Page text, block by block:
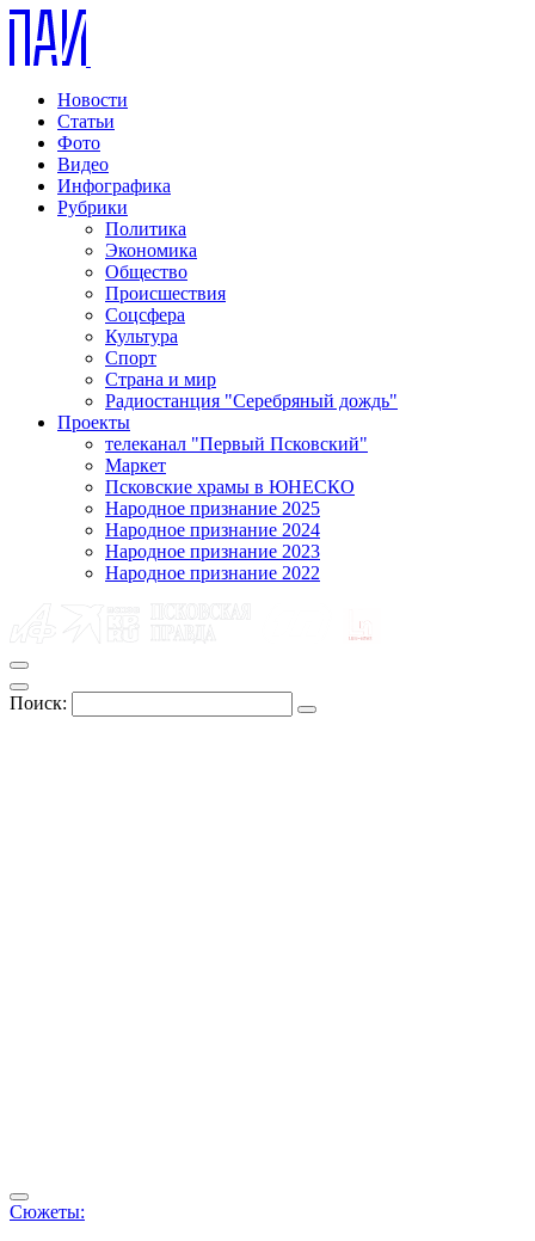
Новости
Статьи
Фото
Видео
Инфографика
Рубрики
Политика
Экономика
Общество
Происшествия
Соцсфера
Культура
Спорт
Страна и мир
Радиостанция "Серебряный дождь"
Проекты
телеканал "Первый Псковский"
Маркет
Псковские храмы в ЮНЕСКО
Народное признание 2025
Народное признание 2024
Народное признание 2023
Народное признание 2022
Поиск:
Сюжеты: